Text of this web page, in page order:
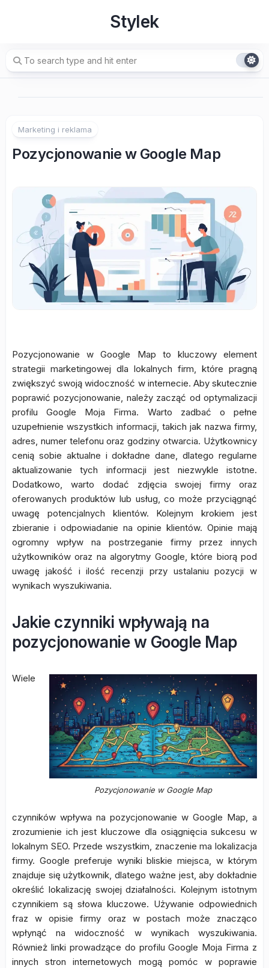
Stylek
Marketing i reklama
Pozycjonowanie w Google Map
Pozycjonowanie w Google Map to kluczowy element
strategii marketingowej dla lokalnych firm, które pragną
zwiększyć swoją widoczność w internecie. Aby skutecznie
poprawić pozycjonowanie, należy zacząć od optymalizacji
profilu Google Moja Firma. Warto zadbać o pełne
uzupełnienie wszystkich informacji, takich jak nazwa firmy,
adres, numer telefonu oraz godziny otwarcia. Użytkownicy
cenią sobie aktualne i dokładne dane, dlatego regularne
aktualizowanie tych informacji jest niezwykle istotne.
Dodatkowo, warto dodać zdjęcia swojej firmy oraz
oferowanych produktów lub usług, co może przyciągnąć
uwagę potencjalnych klientów. Kolejnym krokiem jest
zbieranie i odpowiadanie na opinie klientów. Opinie mają
ogromny wpływ na postrzeganie firmy przez innych
użytkowników oraz na algorytmy Google, które biorą pod
uwagę jakość i ilość recenzji przy ustalaniu pozycji w
wynikach wyszukiwania.
Jakie czynniki wpływają na
pozycjonowanie w Google Map
Pozycjonowanie w Google Map
Wiele
czynników wpływa na pozycjonowanie w Google Map, a
zrozumienie ich jest kluczowe dla osiągnięcia sukcesu w
lokalnym SEO. Przede wszystkim, znaczenie ma lokalizacja
firmy. Google preferuje wyniki bliskie miejsca, w którym
znajduje się użytkownik, dlatego ważne jest, aby dokładnie
określić lokalizację swojej działalności. Kolejnym istotnym
czynnikiem są słowa kluczowe. Używanie odpowiednich
fraz w opisie firmy oraz w postach może znacząco
wpłynąć na widoczność w wynikach wyszukiwania.
Również linki prowadzące do profilu Google Moja Firma z
innych stron internetowych mogą pomóc w poprawie